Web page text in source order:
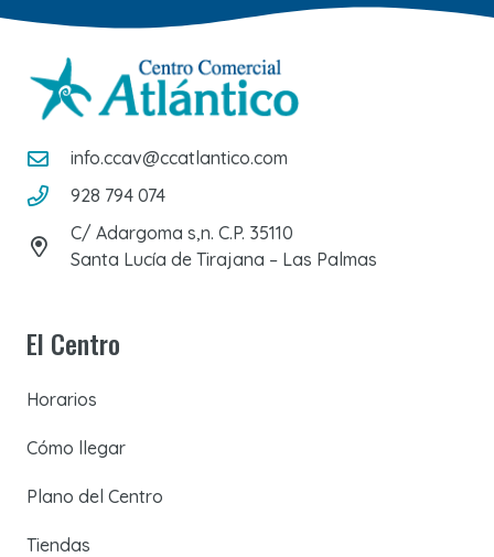
info.ccav@ccatlantico.com
928 794 074
C/ Adargoma s,n. C.P. 35110
Santa Lucía de Tirajana – Las Palmas
El Centro
Horarios
Cómo llegar
Plano del Centro
Tiendas